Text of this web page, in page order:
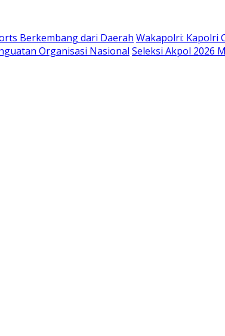
Berkembang dari Daerah Wakapolri: Kapolri
Organisasi Nasional Seleksi Akpol 2026